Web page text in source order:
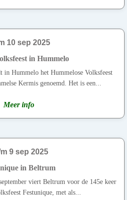
10 sep 2025
in Hummelo
in Hummelo het Hummelose Volksfeest
Kermis genoemd. Het is een...
Meer info
9 sep 2025
in Beltrum
viert Beltrum voor de 145e keer
Festunique, met als...